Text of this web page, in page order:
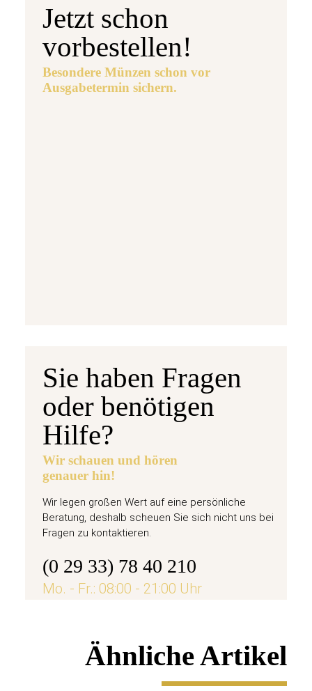
Jetzt schon
vorbestellen!
Besondere Münzen schon vor
Ausgabetermin sichern.
Sie haben Fragen
oder benötigen
Hilfe?
Wir schauen und hören
genauer hin!
Wir legen großen Wert auf eine persönliche
Beratung, deshalb scheuen Sie sich nicht uns bei
Fragen zu kontaktieren.
(0 29 33) 78 40 210
Mo. - Fr.: 08:00 - 21:00 Uhr
Ähnliche Artikel